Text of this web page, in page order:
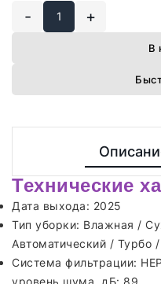
-
+
В
Технические
Дата выхода: 2025
Тип уборки: Влажная /
Автоматический / Турбо
Система фильтрации:
уровень шума, дБ: 89